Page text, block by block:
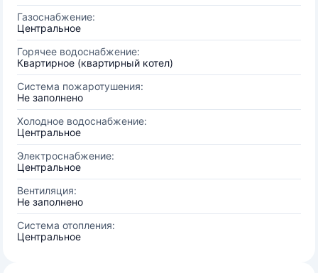
Газоснабжение:
Центральное
Горячее водоснабжение:
Квартирное (квартирный котел)
Система пожаротушения:
Не заполнено
Холодное водоснабжение:
Центральное
Электроснабжение:
Центральное
Вентиляция:
Не заполнено
Система отопления:
Центральное